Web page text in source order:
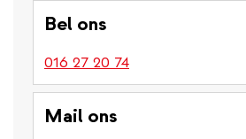
Bel ons
016 27 20 74
Mail ons